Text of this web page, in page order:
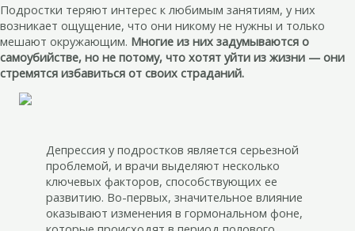
Подростки теряют интерес к любимым занятиям, у них
возникает ощущение, что они никому не нужны и только
мешают окружающим. Многие из них задумываются о
самоубийстве, но не потому, что хотят уйти из жизни — они
стремятся избавиться от своих страданий.
Депрессия у подростков является серьезной
проблемой, и врачи выделяют несколько
ключевых факторов, способствующих ее
развитию. Во-первых, значительное влияние
оказывают изменения в гормональном фоне,